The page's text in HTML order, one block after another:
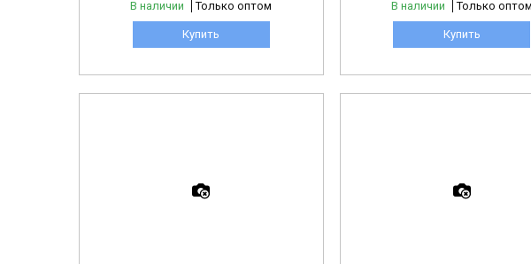
В наличии Только оптом
Купить
В наличии Только оптом
Купить